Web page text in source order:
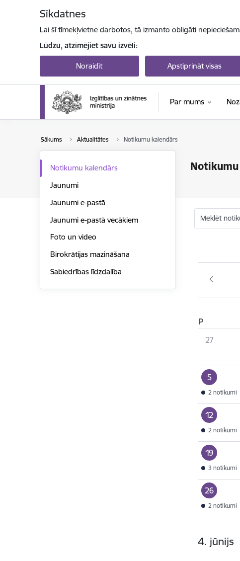
Sīkdatnes
Lai šī tīmekļvietne darbotos, tā izmanto obligāti
Lūdzu, atzīmējiet savu izvēli:
Noraidīt Apstiprināt visas
Par mums
Sākums Aktualitātes Notikumu kalendārs
Notikumu kalendārs
Jaunumi
Jaunumi e-pastā
Jaunumi e-pastā vecākiem
Foto un video
Birokrātijas mazināšana
Sabiedrības līdzdalība
Meklēt
P
27
5
2 notikumi
12
2 notikumi
19
3 notikumi
26
2 notikumi
4. jūnijs